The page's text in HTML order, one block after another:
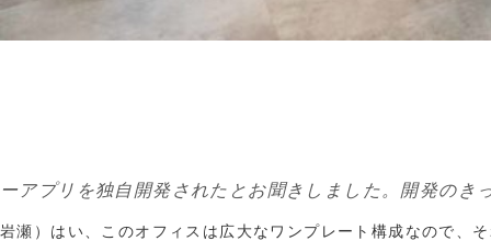
ーアプリを独自開発されたとお聞きしました。開発のき
岩瀬）はい、このオフィスは広大なワンプレート構成なので、